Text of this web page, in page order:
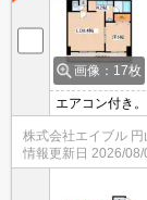
画像：17枚
エアコン付き
TVインターホ
ティング。バ
5ヵ月分。
株式会社エイブル 円
情報更新日 2026/08/